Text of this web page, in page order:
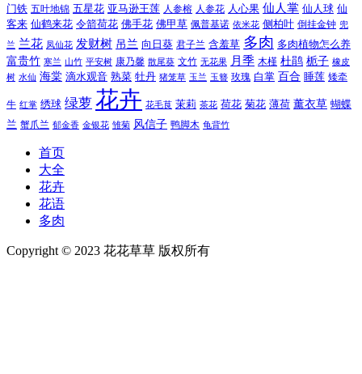
门铁 五叶地锦 五星花 亚马逊王莲 人参榕 人参花 人心果 仙人掌 仙人球 仙
客来 仙鹤来花 令箭荷花 佛手花 佛甲草 佩普基诺 依米花 侧柏叶 倒挂金钟 兜
兰 兰花 凤仙花 发财树 吊兰 向日葵 君子兰 含羞草 多肉 多肉植物怎么养
富贵竹 寒兰 山竹 平安树 康乃馨 散尾葵 文竹 无花果 月季 木槿 杜鹃 栀子 橡皮
树 水仙 海棠 滴水观音 熟菜 牡丹 猪笼草 玉兰 玉簪 玫瑰 白掌 百合 睡莲 矮牵
牛 红掌 绣球 绿萝 花卉 花毛茛 茉莉 茶花 荷花 菊花 薄荷 薰衣草 蝴蝶
兰 蟹爪兰 郁金香 金银花 雏菊 风信子 鸭脚木 龟背竹
首页
大全
花卉
花语
多肉
Copyright © 2023 花花草草 版权所有